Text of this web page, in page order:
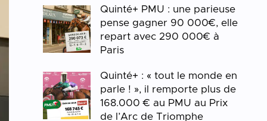
Quinté+ PMU : une parieuse
pense gagner 90 000€, elle
repart avec 290 000€ à
Paris
Quinté+ : « tout le monde en
parle ! », il remporte plus de
168.000 € au PMU au Prix
de l’Arc de Triomphe